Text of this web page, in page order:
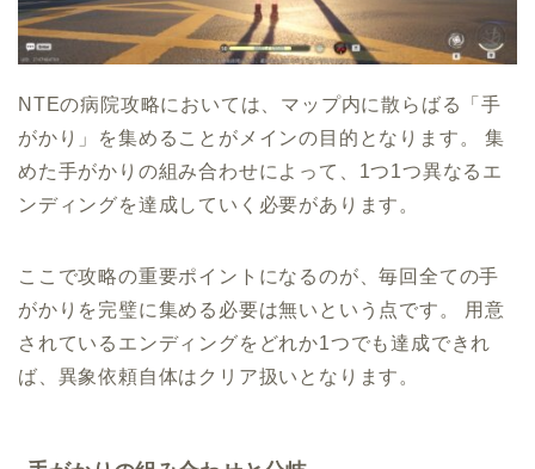
NTEの病院攻略においては、マップ内に散らばる「手
がかり」を集めることがメインの目的となります。 集
めた手がかりの組み合わせによって、1つ1つ異なるエ
ンディングを達成していく必要があります。
ここで攻略の重要ポイントになるのが、毎回全ての手
がかりを完璧に集める必要は無いという点です。 用意
されているエンディングをどれか1つでも達成できれ
ば、異象依頼自体はクリア扱いとなります。